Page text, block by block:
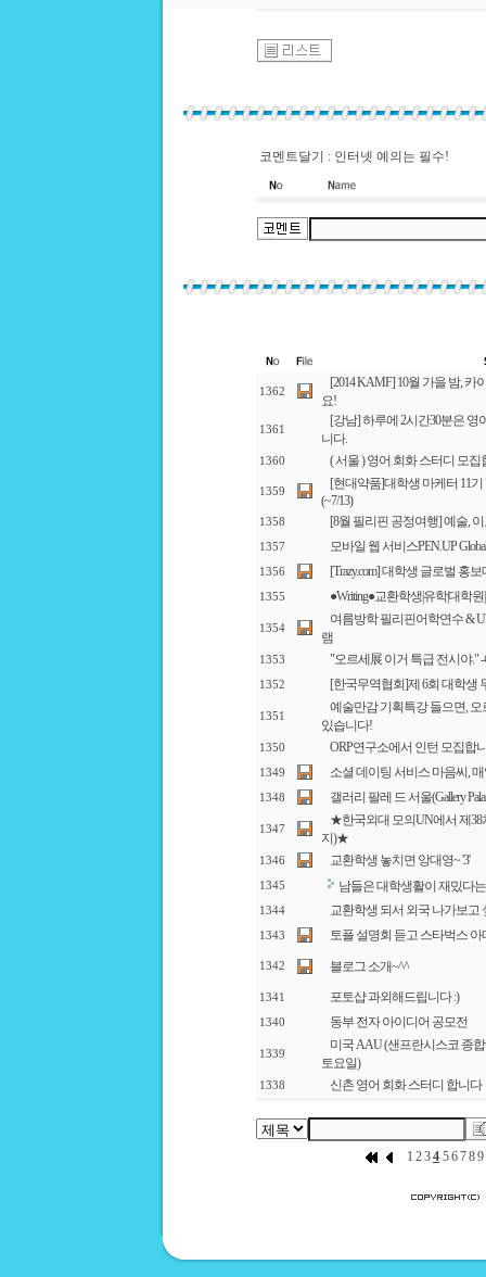
코멘트달기 : 인터넷 예의는 필수!
1362
[2014 KAMF] 10월 가을 밤,
요!
1361
[강남] 하루에 2시간30분은
니다.
1360 ( 서울 ) 영어 회화 스터디 모집
1359
[현대약품]대학생 마케터 11
(~7/13)
1358 [8월 필리핀 공정여행] 예술,
1357 모바일 웹 서비스PEN.UP
1356 [Trazy.com] 대학생 글로벌 홍
1355 ●Writing●교환학생|유학|대학
1354
여름방학 필리핀어학연수 &
램
1353 "오르세展 이거 특급 전시야."
1352 [한국무역협회]제 6회 대학생
1351
예술만감 기획특강 들으면,
있습니다!
1350 ORP연구소에서 인턴 모집합
1349 소셜 데이팅 서비스 마음씨,
1348 갤러리 팔레 드 서울(Gallery
1347
★한국외대 모의UN에서 제38
지)★
1346 교환학생 놓치면 앙대영~ '3'
1345 남들은 대학생활이 재밌다
1344 교환학생 되서 외국 나가보고
1343 토플 설명회 듣고 스타벅스
1342 블로그 소개~^^
1341 포토샵 과외해드립니다 :)
1340 동부 전자 아이디어 공모전
1339
미국 AAU (샌프란시스코 종
토요일)
1338 신촌 영어 회화 스터디 합니다
1 2 3 4 5 6 7 8 9